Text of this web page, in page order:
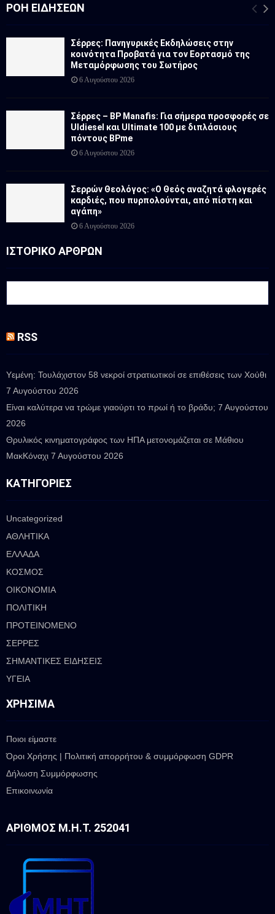
ΡΟΉ ΕΙΔΉΣΕΩΝ
Σέρρες: Πανηγυρικές Εκδηλώσεις στην
κοινότητα Προβατά για τον Εορτασμό της
Μεταμόρφωσης του Σωτήρος
6 Αυγούστου 2026
Σέρρες – BP Manafis: Για σήμερα προσφορές σε
Uldiesel και Ultimate 100 με διπλάσιους
πόντους BPme
6 Αυγούστου 2026
Σερρών Θεολόγος: «Ο Θεός αναζητά φλογερές
καρδιές, που πυρπολούνται, από πίστη και
αγάπη»
6 Αυγούστου 2026
ΙΣΤΟΡΙΚΟ ΑΡΘΡΩΝ
RSS
Υεμένη: Τουλάχιστον 58 νεκροί στρατιωτικοί σε επιθέσεις των Χούθι
7 Αυγούστου 2026
Είναι καλύτερα να τρώμε γιαούρτι το πρωί ή το βράδυ; 7 Αυγούστου
2026
Θρυλικός κινηματογράφος των ΗΠΑ μετονομάζεται σε Μάθιου
ΜακΚόναχι 7 Αυγούστου 2026
ΚΑΤΗΓΟΡΊΕΣ
Uncategorized
ΑΘΛΗΤΙΚΑ
ΕΛΛΑΔΑ
ΚΟΣΜΟΣ
ΟΙΚΟΝΟΜΙΑ
ΠΟΛΙΤΙΚΗ
ΠΡΟΤΕΙΝΟΜΕΝΟ
ΣΕΡΡΕΣ
ΣΗΜΑΝΤΙΚΕΣ ΕΙΔΗΣΕΙΣ
ΥΓΕΙΑ
ΧΡΉΣΙΜΑ
Ποιοι είμαστε
Όροι Χρήσης | Πολιτική απορρήτου & συμμόρφωση GDPR
Δήλωση Συμμόρφωσης
Επικοινωνία
ΑΡΙΘΜΌΣ Μ.Η.Τ. 252041